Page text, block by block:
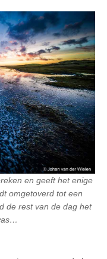
en geeft het enige
omgetoverd tot een
de rest van de dag het